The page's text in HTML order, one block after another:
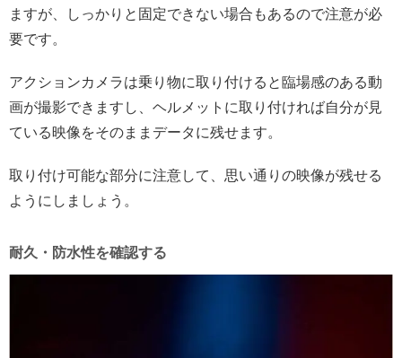
ますが、しっかりと固定できない場合もあるので注意が必
要です。
アクションカメラは乗り物に取り付けると臨場感のある動
画が撮影できますし、ヘルメットに取り付ければ自分が見
ている映像をそのままデータに残せます。
取り付け可能な部分に注意して、思い通りの映像が残せる
ようにしましょう。
耐久・防水性を確認する